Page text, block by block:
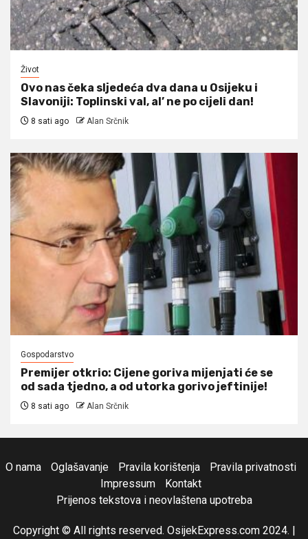
Život
Ovo nas čeka sljedeća dva dana u Osijeku i
Slavoniji: Toplinski val, al’ ne po cijeli dan!
8 sati ago Alan Srčnik
Gospodarstvo
Premijer otkrio: Cijene goriva mijenjati će se
od sada tjedno, a od utorka gorivo jeftinije!
8 sati ago Alan Srčnik
O nama Oglašavanje Pravila korištenja
Pravila privatnosti
Impressum
Kontakt
Prijenos tekstova i neovlaštena upotreba
Copyright © All rights reserved. OsijekExpress.com 2024. |